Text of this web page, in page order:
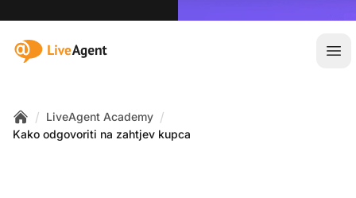
:site.title
Home
/ LiveAgent Academy /
Kako odgovoriti na zahtjev kupca